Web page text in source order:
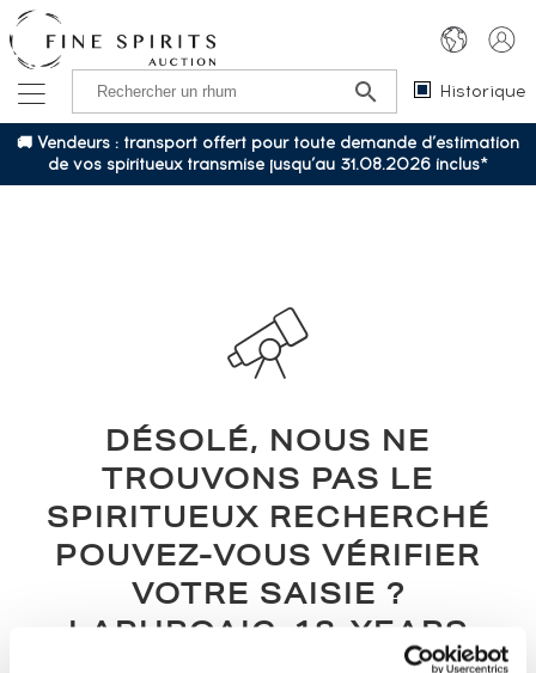
Historique
🚚 Vendeurs : transport offert pour toute demande d’estimation
de vos spiritueux transmise jusqu’au 31.08.2026 inclus*
DÉSOLÉ, NOUS NE
TROUVONS PAS LE
SPIRITUEUX RECHERCHÉ
POUVEZ-VOUS VÉRIFIER
VOTRE SAISIE ?
LAPHROAIG-18-YEARS